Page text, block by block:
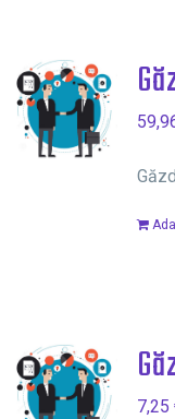
7,25